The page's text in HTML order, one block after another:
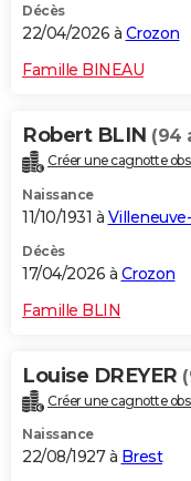
Décès
22/04/2026 à Crozon
Famille BINEAU
Robert BLIN (94
Créer une cagnotte
Naissance
11/10/1931 à
Décès
17/04/2026 à Crozon
Famille BLIN
Louise DREYER
Créer une cagnotte
Naissance
22/08/1927 à Brest